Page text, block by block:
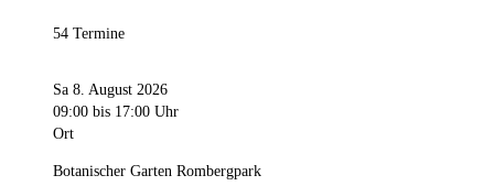
54 Termine
Sa 8. August 2026
09:00 bis 17:00 Uhr
Ort
Botanischer Garten Rombergpark